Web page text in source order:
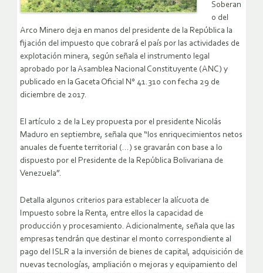
Soberan
o del
Arco Minero deja en manos del presidente de la República la
fijación del impuesto que cobrará el país por las actividades de
explotación minera, según señala el instrumento legal
aprobado por la Asamblea Nacional Constituyente (ANC) y
publicado en la Gaceta Oficial N° 41.310 con fecha 29 de
diciembre de 2017.
El artículo 2 de la Ley propuesta por el presidente Nicolás
Maduro en septiembre, señala que “los enriquecimientos netos
anuales de fuente territorial (…) se gravarán con base a lo
dispuesto por el Presidente de la República Bolivariana de
Venezuela”.
Detalla algunos criterios para establecer la alícuota de
Impuesto sobre la Renta, entre ellos la capacidad de
producción y procesamiento. Adicionalmente, señala que las
empresas tendrán que destinar el monto correspondiente al
pago del ISLR a la inversión de bienes de capital, adquisición de
nuevas tecnologías, ampliación o mejoras y equipamiento del